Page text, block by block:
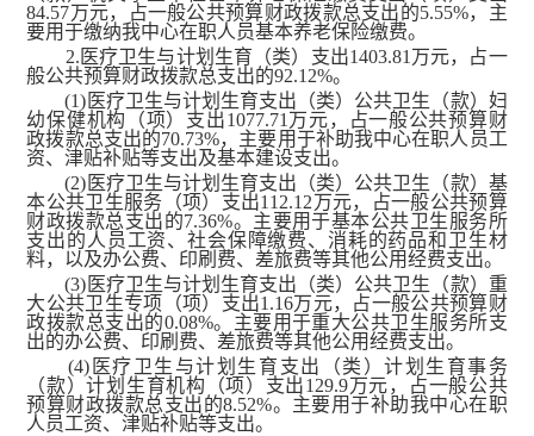
84.57万元，占一般公共预算财政拨款总支出的5.55%，主
要用于缴纳我中心在职人员基本养老保险缴费。
2.医疗卫生与计划生育（类）支出1403.81万元，占一
般公共预算财政拨款总支出的92.12%。
(1)医疗卫生与计划生育支出（类）公共卫生（款）妇
幼保健机构（项）支出1077.71万元，占一般公共预算财
政拨款总支出的70.73%，主要用于补助我中心在职人员工
资、津贴补贴等支出及基本建设支出。
(2)医疗卫生与计划生育支出（类）公共卫生（款）基
本公共卫生服务（项）支出112.12万元，占一般公共预算
财政拨款总支出的7.36%。主要用于基本公共卫生服务所
支出的人员工资、社会保障缴费、消耗的药品和卫生材
料，以及办公费、印刷费、差旅费等其他公用经费支出。
(3)医疗卫生与计划生育支出（类）公共卫生（款）重
大公共卫生专项（项）支出1.16万元，占一般公共预算财
政拨款总支出的0.08%。主要用于重大公共卫生服务所支
出的办公费、印刷费、差旅费等其他公用经费支出。
(4)医疗卫生与计划生育支出（类）计划生育事务
（款）计划生育机构（项）支出129.9万元，占一般公共
预算财政拨款总支出的8.52%。主要用于补助我中心在职
人员工资、津贴补贴等支出。